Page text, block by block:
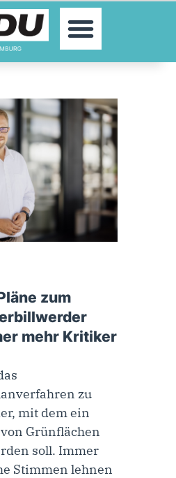
zum
mehr Kritiker
zu
mit dem ein
Grünflächen
soll. Immer
Stimmen lehnen